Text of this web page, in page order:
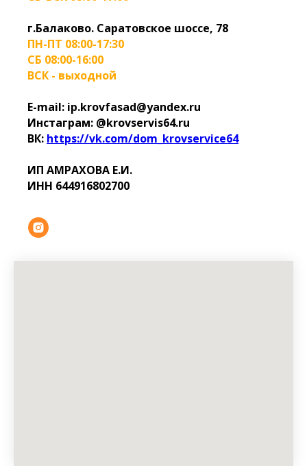
г.Балаково. Саратовское шоссе, 78
ПН-ПТ 08:00-17:30
СБ 08:00-16:00
ВСК - выходной
E-mail: ip.krovfasad@yandex.ru
Инстаграм: @krovservis64.ru
ВК: https://vk.com/dom_krovservice64
ИП АМРАХОВА Е.И.
ИНН 644916802700